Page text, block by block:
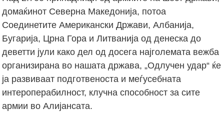
домаќинот Северна Македонија, потоа
Соединетите Американски Држави, Албанија,
Бугарија, Црна Гора и Литванија од денеска до
деветти јули како дел од досега најголемата вежба
организирана во нашата држава, „Одлучен удар“ ќе
ја развиваат подготвеноста и меѓусебната
интероперабилност, клучна способност за сите
армии во Алијансата.